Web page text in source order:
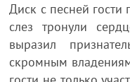
Диск с песней
слез тронули
выразил
скромным